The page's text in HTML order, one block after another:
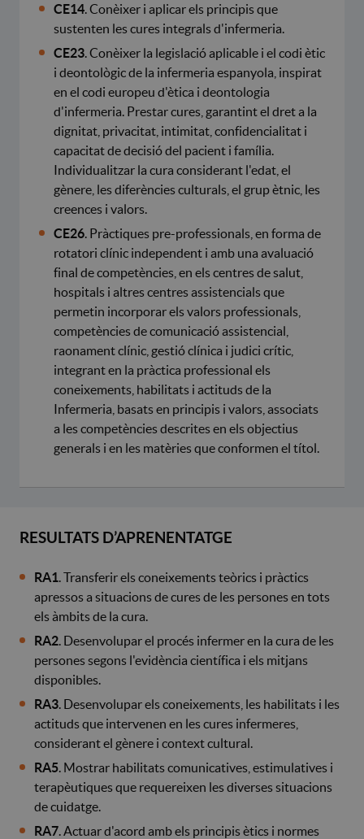
CE14 . Conèixer i aplicar els principis que
sustenten les cures integrals d'infermeria.
CE23 . Conèixer la legislació aplicable i el codi ètic
i deontològic de la infermeria espanyola, inspirat
en el codi europeu d'ètica i deontologia
d'infermeria. Prestar cures, garantint el dret a la
dignitat, privacitat, intimitat, confidencialitat i
capacitat de decisió del pacient i família.
Individualitzar la cura considerant l'edat, el
gènere, les diferències culturals, el grup ètnic, les
creences i valors.
CE26 . Pràctiques pre-professionals, en forma de
rotatori clínic independent i amb una avaluació
final de competències, en els centres de salut,
hospitals i altres centres assistencials que
permetin incorporar els valors professionals,
competències de comunicació assistencial,
raonament clínic, gestió clínica i judici crític,
integrant en la pràctica professional els
coneixements, habilitats i actituds de la
Infermeria, basats en principis i valors, associats
a les competències descrites en els objectius
generals i en les matèries que conformen el títol.
RESULTATS D’APRENENTATGE
RA1 . Transferir els coneixements teòrics i pràctics
apressos a situacions de cures de les persones en tots
els àmbits de la cura.
RA2. Desenvolupar el procés infermer en la cura de les
persones segons l'evidència científica i els mitjans
disponibles.
RA3. Desenvolupar els coneixements, les habilitats i les
actituds que intervenen en les cures infermeres,
considerant el gènere i context cultural.
RA5. Mostrar habilitats comunicatives, estimulatives i
terapèutiques que requereixen les diverses situacions
de cuidatge.
RA7. Actuar d'acord amb els principis ètics i normes